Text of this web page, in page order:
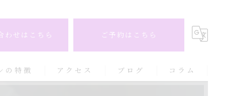
わせはこちら ご予約はこちら
の特徴 アクセス ブログ コラム